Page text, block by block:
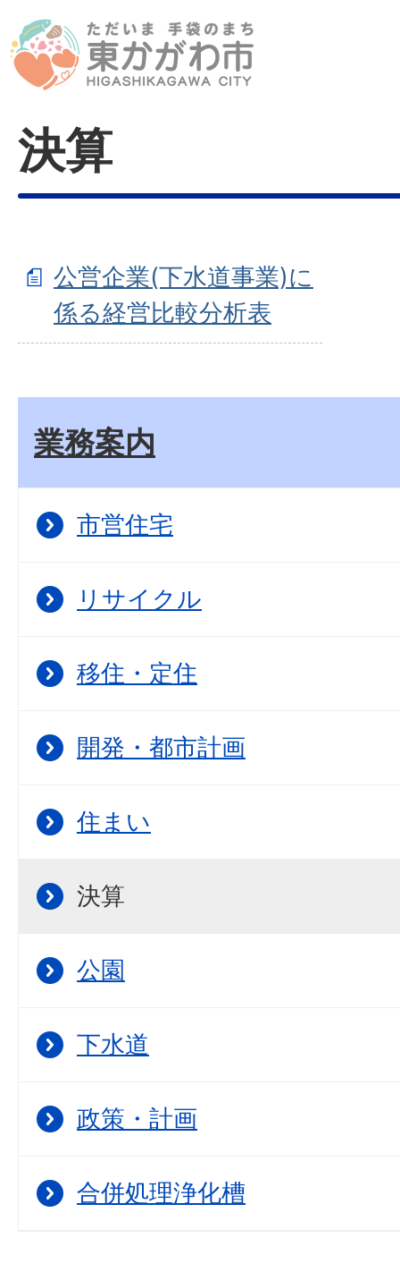
決算
公営企業(下水道事業)に
係る経営比較分析表
業務案内
市営住宅
リサイクル
移住・定住
開発・都市計画
住まい
決算
公園
下水道
政策・計画
合併処理浄化槽